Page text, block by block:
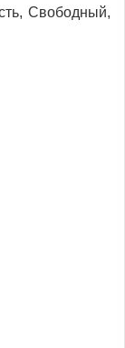
Свободный,